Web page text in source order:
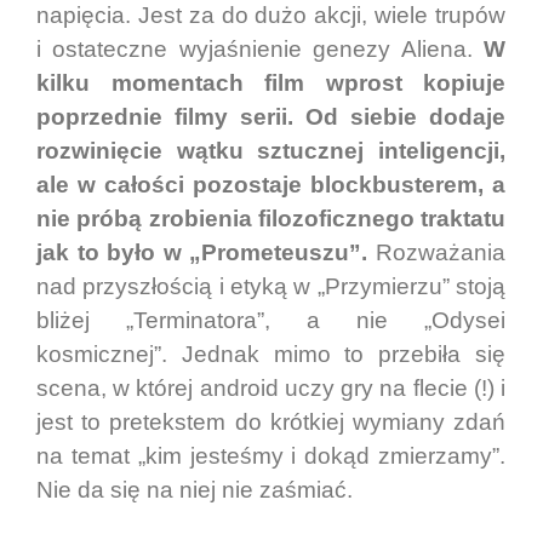
napięcia. Jest za do dużo akcji, wiele trupów
i ostateczne wyjaśnienie genezy Aliena. W
kilku momentach film wprost kopiuje
poprzednie filmy serii. Od siebie dodaje
rozwinięcie wątku sztucznej inteligencji,
ale w całości pozostaje blockbusterem, a
nie próbą zrobienia filozoficznego traktatu
jak to było w „Prometeuszu”. Rozważania
nad przyszłością i etyką w „Przymierzu” stoją
bliżej „Terminatora”, a nie „Odysei
kosmicznej”. Jednak mimo to przebiła się
scena, w której android uczy gry na flecie (!) i
jest to pretekstem do krótkiej wymiany zdań
na temat „kim jesteśmy i dokąd zmierzamy”.
Nie da się na niej nie zaśmiać.